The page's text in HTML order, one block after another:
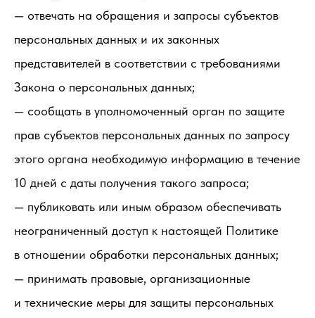
— отвечать на обращения и запросы субъектов
персональных данных и их законных
представителей в соответствии с требованиями
Закона о персональных данных;
— сообщать в уполномоченный орган по защите
прав субъектов персональных данных по запросу
этого органа необходимую информацию в течение
10 дней с даты получения такого запроса;
— публиковать или иным образом обеспечивать
неограниченный доступ к настоящей Политике
в отношении обработки персональных данных;
— принимать правовые, организационные
и технические меры для защиты персональных